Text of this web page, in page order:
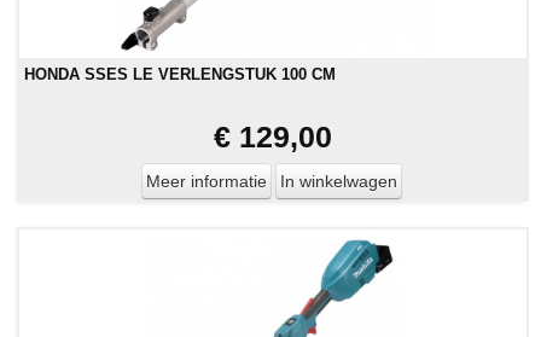
HONDA SSES LE VERLENGSTUK 100 CM
€ 129,00
Meer informatie In winkelwagen